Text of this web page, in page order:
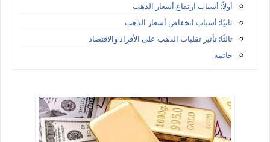
أولاً: أسباب ارتفاع أسعار الذهب
ثانيًا: أسباب انخفاض أسعار الذهب
ثالثًا: تأثير تقلبات الذهب على الأفراد والاقتصاد
خاتمة